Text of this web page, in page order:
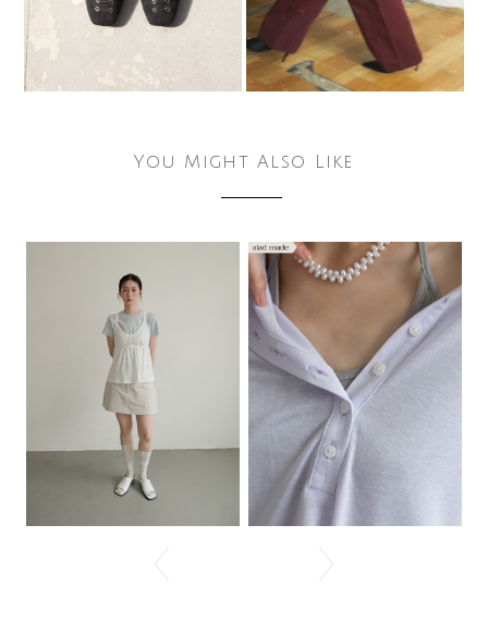
You Might Also Like